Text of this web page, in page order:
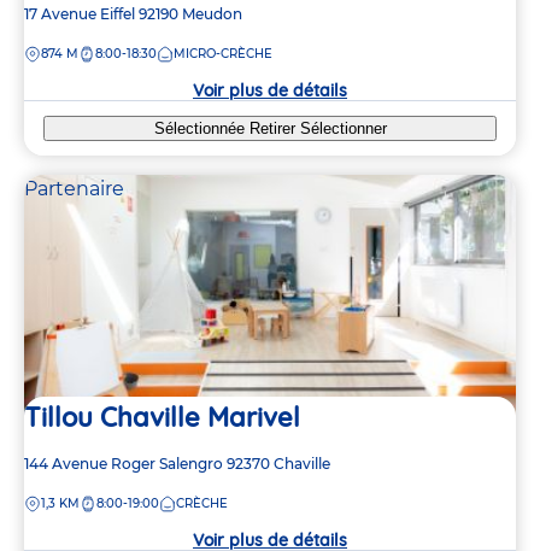
Adresse
la
17 Avenue Eiffel 92190 Meudon
DISTANCE
874 M 8:00-18:30 MICRO-CRÈCHE
Voir plus de détails
Sélectionnée Retirer Sélectionner
Partenaire
Tillou Chaville Marivel
Adresse
la
144 Avenue Roger Salengro 92370 Chaville
DISTANCE
1,3 KM 8:00-19:00 CRÈCHE
Voir plus de détails